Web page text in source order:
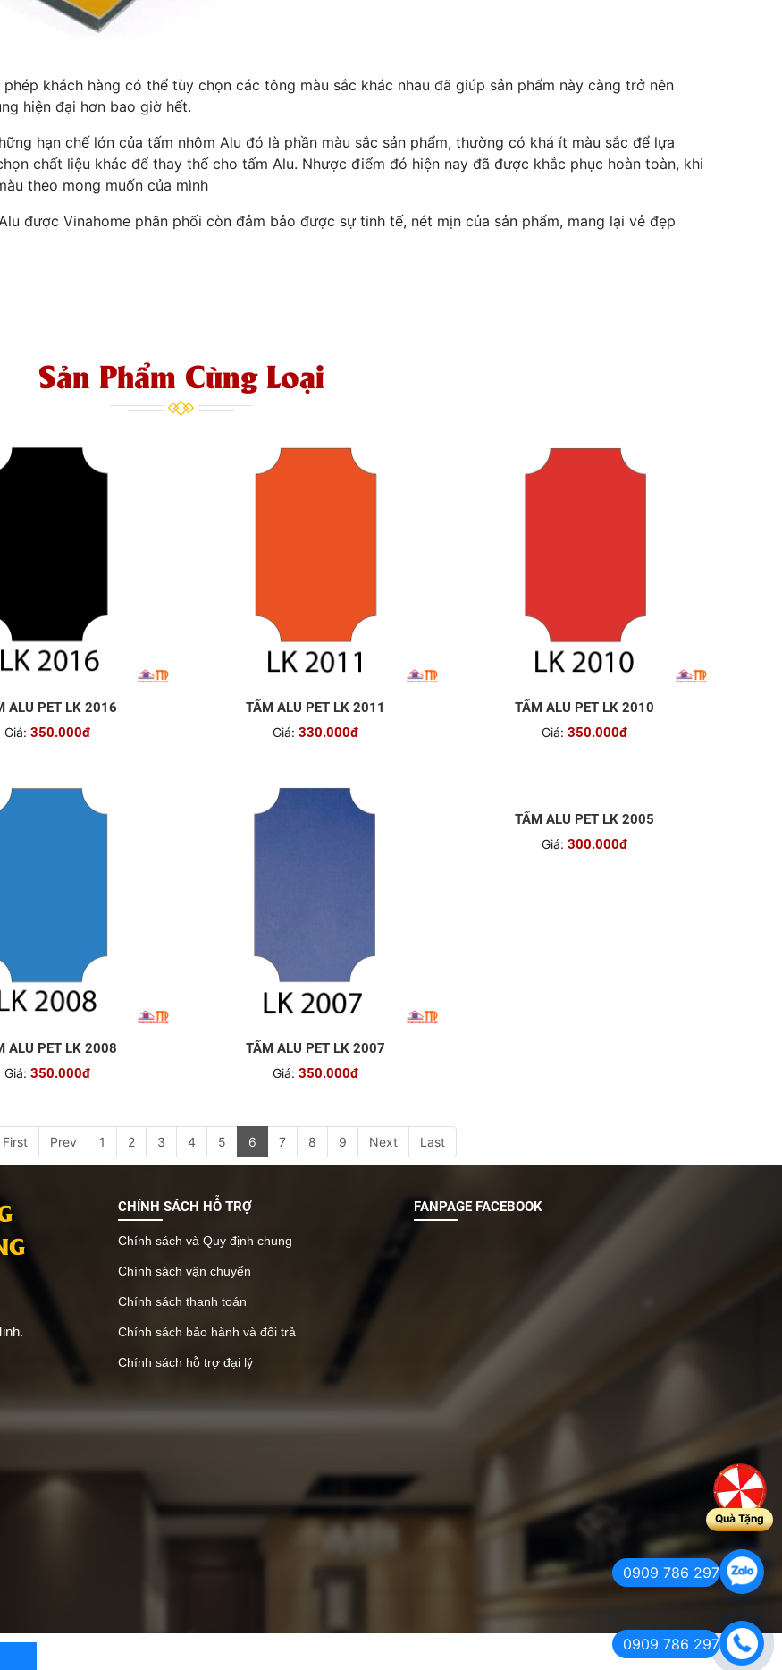
khách hàng có thể tùy chọn các tông màu sắc khác nhau đã giúp sản phẩm này càng trở nên
hiện đại hơn bao giờ hết.
hạn chế lớn của tấm nhôm Alu đó là phần màu sắc sản phẩm, thường có khá ít màu sắc để lựa
chất liệu khác để thay thế cho tấm Alu. Nhược điểm đó hiện nay đã được khắc phục hoàn toàn, khi
theo mong muốn của mình
được Vinahome phân phối còn đảm bảo được sự tinh tế, nét mịn của sản phẩm, mang lại vẻ đẹp
Sản Phẩm Cùng Loại
ALU PET LK 2016
Giá: 350.000đ
TẤM ALU PET LK 2011
Giá: 330.000đ
TẤM ALU PET LK 2010
Giá: 350.000đ
ALU PET LK 2008
Giá: 350.000đ
TẤM ALU PET LK 2007
Giá: 350.000đ
First Prev 1 2 3 4 5 6 7 8 9 Next Last
CHÍNH SÁCH HỖ TRỢ
Chính sách và Quy định chung
Chính sách vận chuyển
Chính sách thanh toán
Chính sách bảo hành và đổi trả
Chính sách hỗ trợ đại lý
FANPAGE FACEBOOK
Quà Tặng
0909 786 297
0909 786 297